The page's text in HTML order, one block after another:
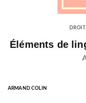
Éléments de
ARMAND COLIN